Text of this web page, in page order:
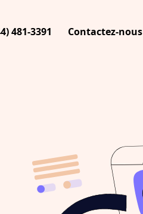
481-3391 Contactez-nous